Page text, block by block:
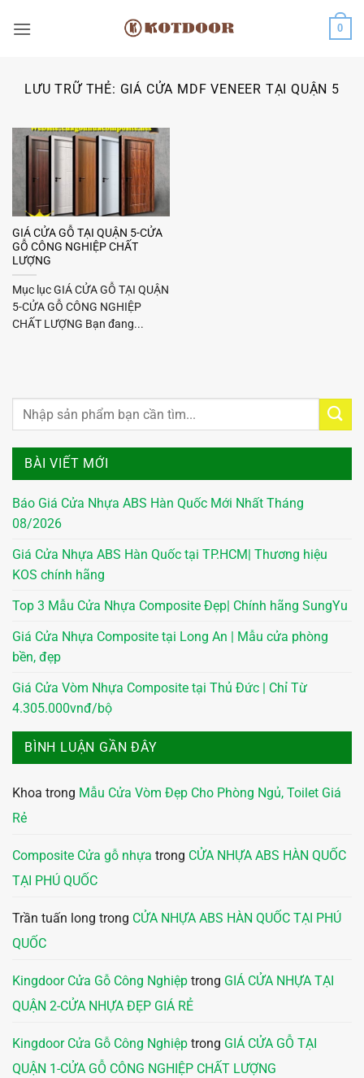
qua
0
LƯU TRỮ THẺ: GIÁ CỬA MDF VENEER TẠI QUẬN 5
BÀI VIẾT MỚI
Báo Giá Cửa Nhựa ABS Hàn Quốc Mới Nhất Tháng
08/2026
Giá Cửa Nhựa ABS Hàn Quốc tại TP.HCM| Thương hiệu
KOS chính hãng
Top 3 Mẫu Cửa Nhựa Composite Đẹp| Chính hãng SungYu
Giá Cửa Nhựa Composite tại Long An | Mẫu cửa phòng
bền, đẹp
Giá Cửa Vòm Nhựa Composite tại Thủ Đức | Chỉ Từ
4.305.000vnđ/bộ
BÌNH LUẬN GẦN ĐÂY
Khoa trong Mẫu Cửa Vòm Đẹp Cho Phòng Ngủ, Toilet Giá
Rẻ
Composite Cửa gỗ nhựa trong CỬA NHỰA ABS HÀN QUỐC
TẠI PHÚ QUỐC
Trần tuấn long trong CỬA NHỰA ABS HÀN QUỐC TẠI PHÚ
QUỐC
Kingdoor Cửa Gỗ Công Nghiệp trong GIÁ CỬA NHỰA TẠI
QUẬN 2-CỬA NHỰA ĐẸP GIÁ RẺ
Kingdoor Cửa Gỗ Công Nghiệp trong GIÁ CỬA GỖ TẠI
QUẬN 1-CỬA GỖ CÔNG NGHIỆP CHẤT LƯỢNG
GIÁ CỬA GỖ TẠI QUẬN 5-CỬA
GỖ CÔNG NGHIỆP CHẤT
LƯỢNG
Mục lục GIÁ CỬA GỖ TẠI QUẬN
5-CỬA GỖ CÔNG NGHIỆP
CHẤT LƯỢNG Bạn đang...